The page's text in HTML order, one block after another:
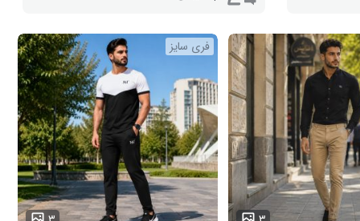
فری سایز